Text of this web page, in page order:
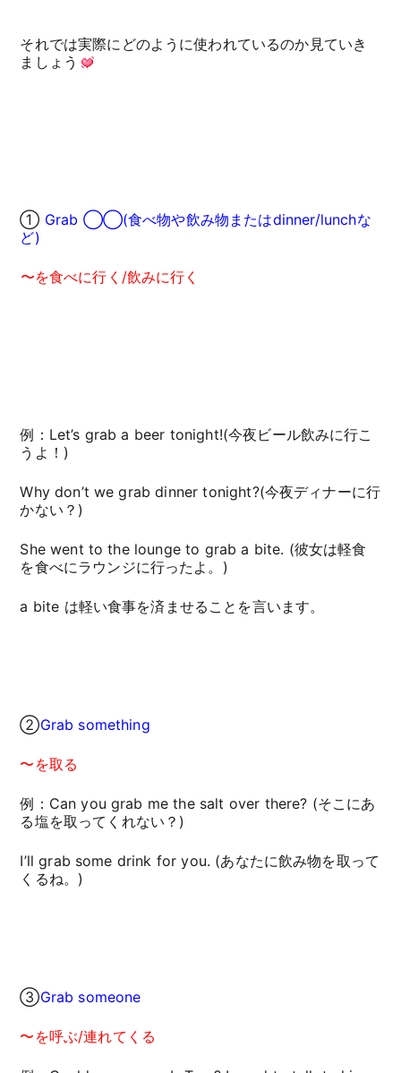
それでは実際にどのように使われているのか見ていき
ましょう
① Grab ◯◯(食べ物や飲み物またはdinner/lunchな
ど)
〜を食べに行く/飲みに行く
例：Let’s grab a beer tonight!(今夜ビール飲みに行こ
うよ！)
Why don’t we grab dinner tonight?(今夜ディナーに行
かない？)
She went to the lounge to grab a bite. (彼女は軽食
を食べにラウンジに行ったよ。)
a bite は軽い食事を済ませることを言います。
②Grab something
〜を取る
例：Can you grab me the salt over there? (そこにあ
る塩を取ってくれない？)
I’ll grab some drink for you. (あなたに飲み物を取って
くるね。)
③Grab someone
〜を呼ぶ/連れてくる